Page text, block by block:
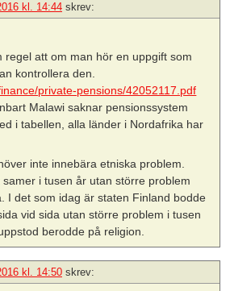
kl. 14:44 skrev:
regel att om man hör en uppgift som
kontrollera den.
private-pensions/42052117.pdf
Malawi saknar pensionssystem
i tabellen, alla länder i Nordafrika har
inte innebära etniska problem.
i tusen år utan större problem
I det som idag är staten Finland bodde
vid sida utan större problem i tusen
berodde på religion.
kl. 14:50 skrev: